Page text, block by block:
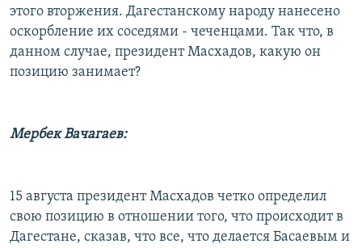
этого вторжения. Дагестанскому народу нанесено
оскорбление их соседями - чеченцами. Так что, в
данном случае, президент Масхадов, какую он
позицию занимает?
Мербек Вачагаев:
15 августа президент Масхадов четко определил
свою позицию в отношении того, что происходит в
Дагестане, сказав, что все, что делается Басаевым и